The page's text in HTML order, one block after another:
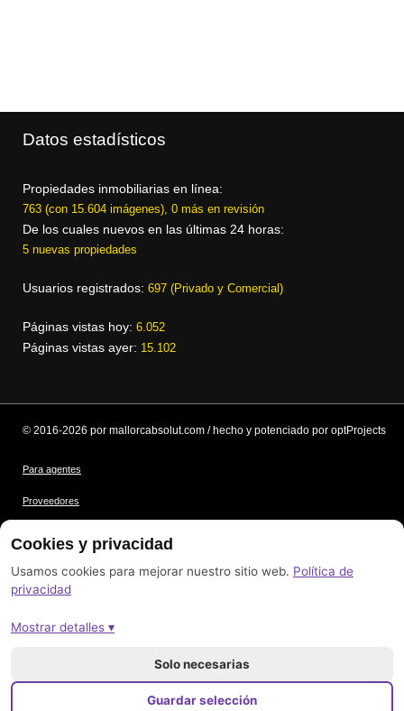
Datos estadísticos
Propiedades inmobiliarias en línea:
763 (con 15.604 imágenes), 0 más en revisión
De los cuales nuevos en las últimas 24 horas:
5 nuevas propiedades
Usuarios registrados: 697 (Privado y Comercial)
Páginas vistas hoy: 6.052
Páginas vistas ayer: 15.102
© 2016-2026 por mallorcabsolut.com / hecho y potenciado por optProjects
Para agentes
Proveedores
Créditos de las imágenes
Pie de imprenta
Cookies y privacidad
Usamos cookies para mejorar nuestro sitio web. Política de
privacidad
Mostrar detalles ▾
Solo necesarias
Guardar selección